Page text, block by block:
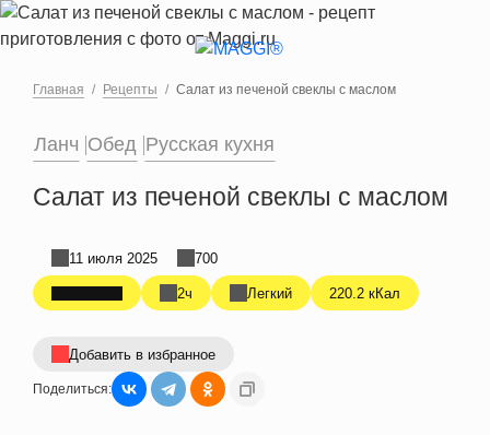
Перейти к основному содержанию
Главная Рецепты Салат из печеной свеклы с маслом
Ланч Обед Русская кухня
Салат из печеной свеклы с маслом
2ч Легкий 220.2 кКал
11 июля 2025 700
Добавить в избранное
Поделиться: